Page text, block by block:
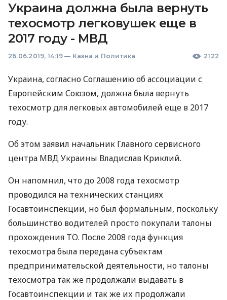
Украина должна была вернуть
техосмотр легковушек еще в
2017 году - МВД
26.06.2019, 14:19 — Казна и Политика 2122
Украина, согласно Соглашению об ассоциации с
Европейским Союзом, должна была вернуть
техосмотр для легковых автомобилей еще в 2017
году.
Об этом заявил начальник Главного сервисного
центра МВДУкраины Владислав Криклий.
Он напомнил, что до 2008 года техосмотр
проводился на технических станциях
Госавтоинспекции, но был формальным, поскольку
большинство водителей просто покупали талоны
прохождения ТО. После 2008 года функция
техосмотра была передана субъектам
предпринимательской деятельности, но талоны
техосмотра так же продолжали выдавать в
Госавтоинспекции и так же их продолжали